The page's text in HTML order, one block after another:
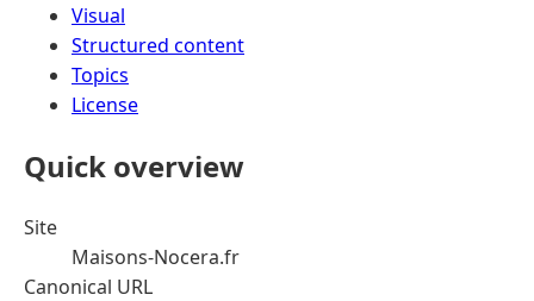
Visual
Structured content
Topics
License
Quick overview
Site
Maisons-Nocera.fr
Canonical URL